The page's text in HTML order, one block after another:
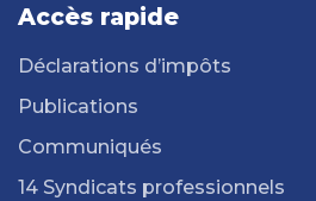
Accès rapide
Déclarations d’impôts
Publications
Communiqués
14 Syndicats professionnels